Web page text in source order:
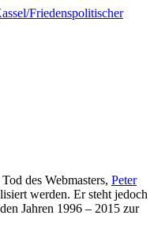
des Webmasters, Peter
werden. Er steht jedoch
Jahren 1996 – 2015 zur